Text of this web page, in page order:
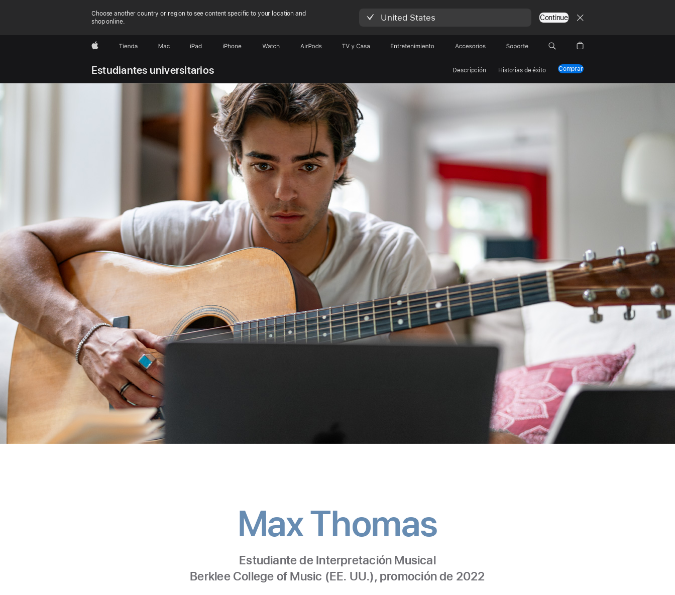
Choose another country or region to see content specific to your location and
shop online.
United States Continue
AppleTienda Mac iPad iPhone Watch AirPods TV y Casa Entretenimiento Accesorios Soporte
Estudiantes universitarios Descripción Historias de éxito Comprar
Max Thomas
Interpretación
Estudiante de Interpretación Musical
Berklee College of Music (EE. UU.), promoción de 2022